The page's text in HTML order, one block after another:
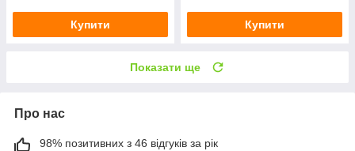
Купити Купити
Показати ще
Про нас
98% позитивних з 46 відгуків за рік